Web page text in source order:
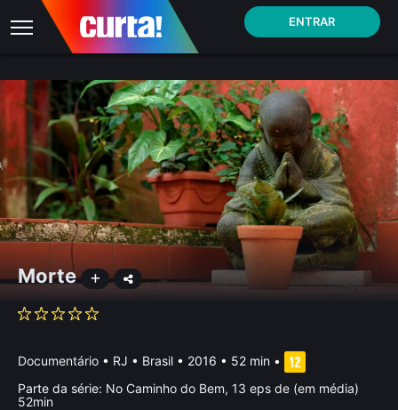
ENTRAR
Morte
Documentário • RJ • Brasil • 2016 • 52 min •
Parte da série: No Caminho do Bem, 13 eps de (em média)
52min